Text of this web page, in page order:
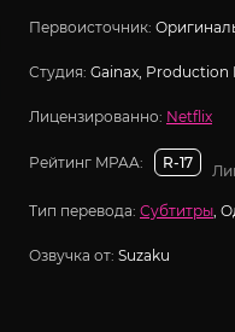
Первоисточник:
Студия: Gainax, Production
Лицензированно: Netflix
Рейтинг MPAA: R-17
Тип перевода: Субтитры,
Озвучка от: Suzaku